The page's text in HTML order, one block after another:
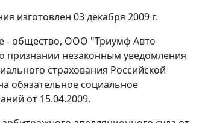
изготовлен 03 декабря 2009 г.
- общество, ООО "Триумф Авто
признании незаконным уведомления
страхования Российской
обязательное социальное
от 15.04.2009.